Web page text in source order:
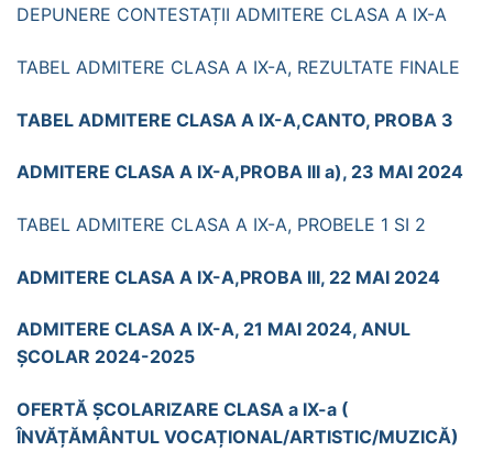
DEPUNERE CONTESTAȚII ADMITERE CLASA A IX-A
TABEL ADMITERE CLASA A IX-A, REZULTATE FINALE
TABEL ADMITERE CLASA A IX-A,CANTO, PROBA 3
ADMITERE CLASA A IX-A,PROBA III a), 23 MAI 2024
TABEL ADMITERE CLASA A IX-A, PROBELE 1 SI 2
ADMITERE CLASA A IX-A,PROBA III, 22 MAI 2024
ADMITERE CLASA A IX-A, 21 MAI 2024, ANUL
ȘCOLAR 2024-2025
OFERTĂ ȘCOLARIZARE CLASA a IX-a (
ÎNVĂȚĂMÂNTUL VOCAȚIONAL/ARTISTIC/MUZICĂ)